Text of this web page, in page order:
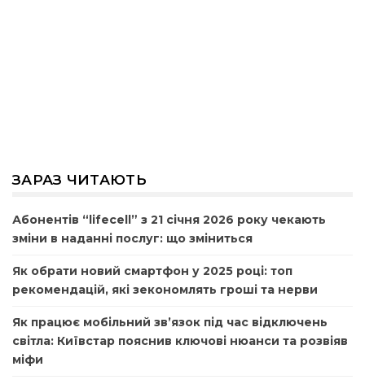
ЗАРАЗ ЧИТАЮТЬ
Абонентів “lifecell” з 21 січня 2026 року чекають
зміни в наданні послуг: що зміниться
Як обрати новий смартфон у 2025 році: топ
рекомендацій, які зекономлять гроші та нерви
Як працює мобільний зв’язок під час відключень
світла: Київстар пояснив ключові нюанси та розвіяв
міфи